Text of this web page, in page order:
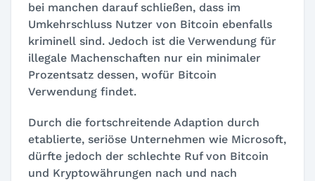
bei manchen darauf schließen, dass im
Umkehrschluss Nutzer von Bitcoin ebenfalls
kriminell sind. Jedoch ist die Verwendung für
illegale Machenschaften nur ein minimaler
Prozentsatz dessen, wofür Bitcoin
Verwendung findet.
Durch die fortschreitende Adaption durch
etablierte, seriöse Unternehmen wie Microsoft,
dürfte jedoch der schlechte Ruf von Bitcoin
und Kryptowährungen nach und nach